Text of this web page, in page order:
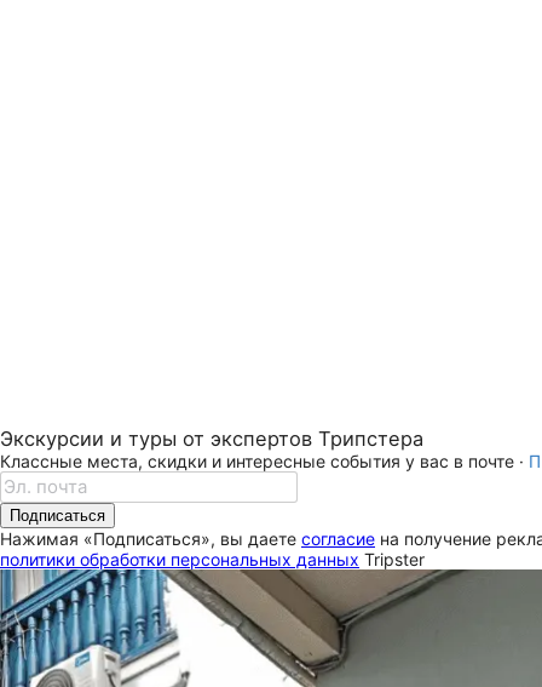
Экскурсии и туры от экспертов Трипстера
Классные места, скидки и интересные события у вас в почте ·
Подписаться
Нажимая «Подписаться», вы даете согласие на получение
политики обработки персональных данных Tripster